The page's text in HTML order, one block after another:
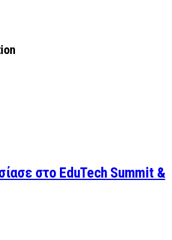
στο EduTech Summit &